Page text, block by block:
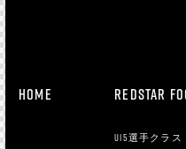
HOME REDSTAR
U15選手クラス